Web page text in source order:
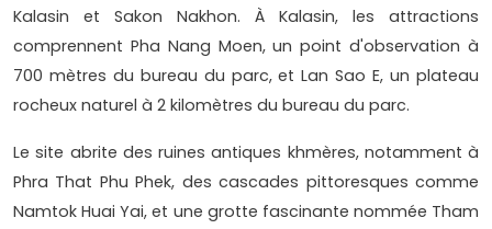
Kalasin et Sakon Nakhon. À Kalasin, les attractions
comprennent Pha Nang Moen, un point d'observation à
700 mètres du bureau du parc, et Lan Sao E, un plateau
rocheux naturel à 2 kilomètres du bureau du parc.
Le site abrite des ruines antiques khmères, notamment à
Phra That Phu Phek, des cascades pittoresques comme
Namtok Huai Yai, et une grotte fascinante nommée Tham